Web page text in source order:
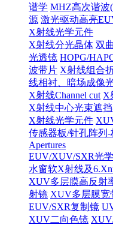
谱学 MHZ高次谐波
源 激光驱动高亮
X射线光学元件
X射线分光晶体 双
光透镜 HOPG/
波带片 X射线组合
线相衬、暗场成像
X射线Channel cut X
X射线中心光束遮
X射线光学元件
传感器板/针孔阵列-
Apertures
EUV/XUV/SXR光
水窗软X射线及
XUV多层膜高反射
射镜 XUV多层膜宽
EUV/SXR复制镜
XUV二向色镜